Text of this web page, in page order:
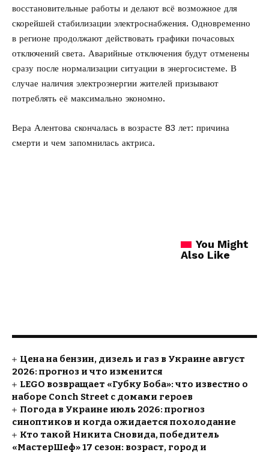
восстановительные работы и делают всё возможное для
скорейшей стабилизации электроснабжения. Одновременно
в регионе продолжают действовать графики почасовых
отключений света. Аварийные отключения будут отменены
сразу после нормализации ситуации в энергосистеме. В
случае наличия электроэнергии жителей призывают
потреблять её максимально экономно.
Вера Алентова скончалась в возрасте 83 лет: причина
смерти и чем запомнилась актриса.
You Might
Also Like
Цена на бензин, дизель и газ в Украине август
2026: прогноз и что изменится
LEGO возвращает «Губку Боба»: что известно о
наборе Conch Street с домами героев
Погода в Украине июль 2026: прогноз
синоптиков и когда ожидается похолодание
Кто такой Никита Сновида, победитель
«МастерШеф» 17 сезон: возраст, город и